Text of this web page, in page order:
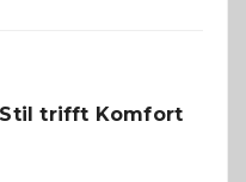
Stil trifft Komfort